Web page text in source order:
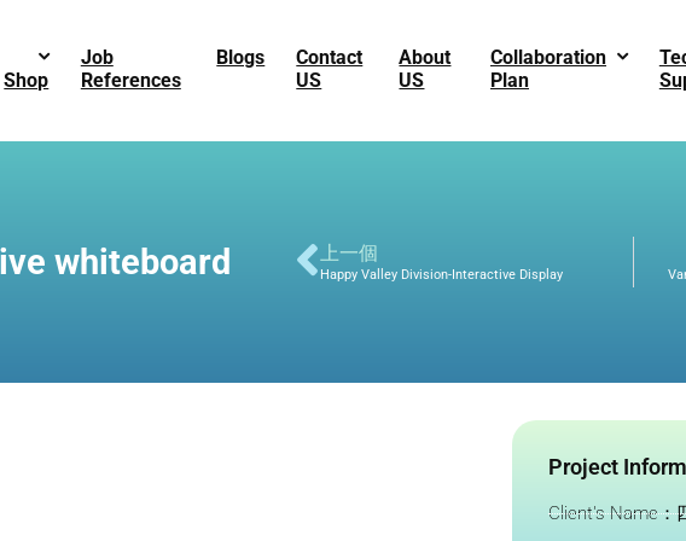
Shop
Job
References
Blogs
Contact
US
About
US
Collaboration
Plan
whiteboard 上一個
Happy Valley Division-Interactive Display
Project
Client's Name：